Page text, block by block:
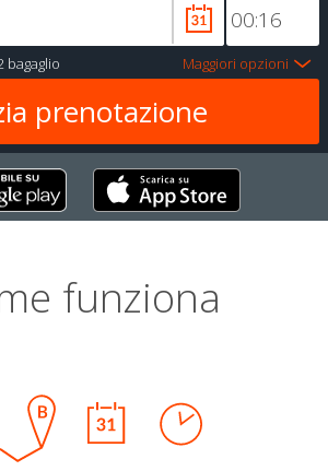
bagaglio Maggiori opzioni
funziona